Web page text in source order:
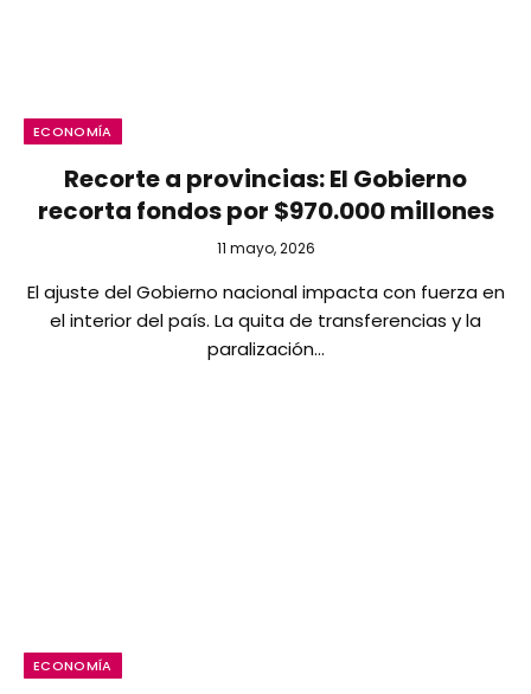
ECONOMÍA
Recorte a provincias: El Gobierno
recorta fondos por $970.000 millones
11 mayo, 2026
El ajuste del Gobierno nacional impacta con fuerza en
el interior del país. La quita de transferencias y la
paralización…
ECONOMÍA